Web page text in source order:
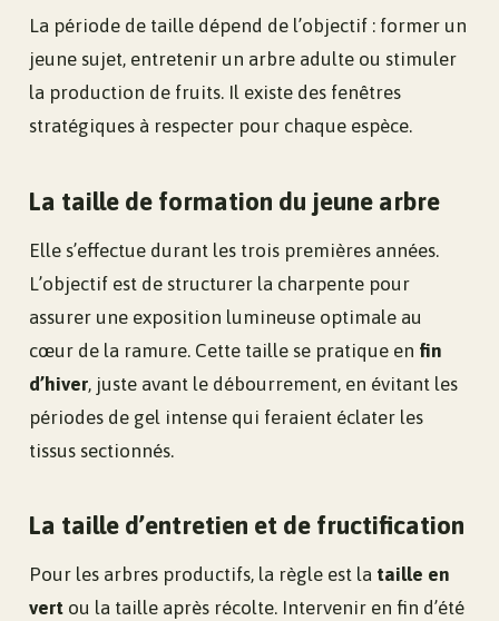
La période de taille dépend de l’objectif : former un
jeune sujet, entretenir un arbre adulte ou stimuler
la production de fruits. Il existe des fenêtres
stratégiques à respecter pour chaque espèce.
La taille de formation du jeune arbre
Elle s’effectue durant les trois premières années.
L’objectif est de structurer la charpente pour
assurer une exposition lumineuse optimale au
cœur de la ramure. Cette taille se pratique en fin
d’hiver, juste avant le débourrement, en évitant les
périodes de gel intense qui feraient éclater les
tissus sectionnés.
La taille d’entretien et de fructification
Pour les arbres productifs, la règle est la taille en
vert ou la taille après récolte. Intervenir en fin d’été